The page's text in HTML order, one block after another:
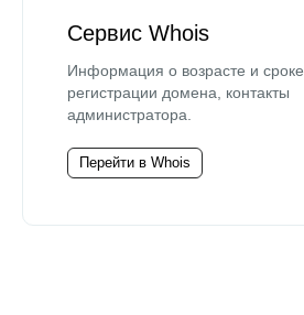
Сервис Whois
Информация о возрасте и сроке
регистрации домена, контакты
администратора.
Перейти в Whois